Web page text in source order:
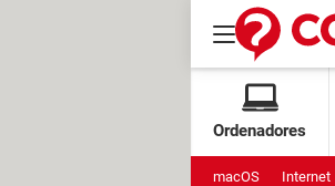
Ordenadores
macOS Internet